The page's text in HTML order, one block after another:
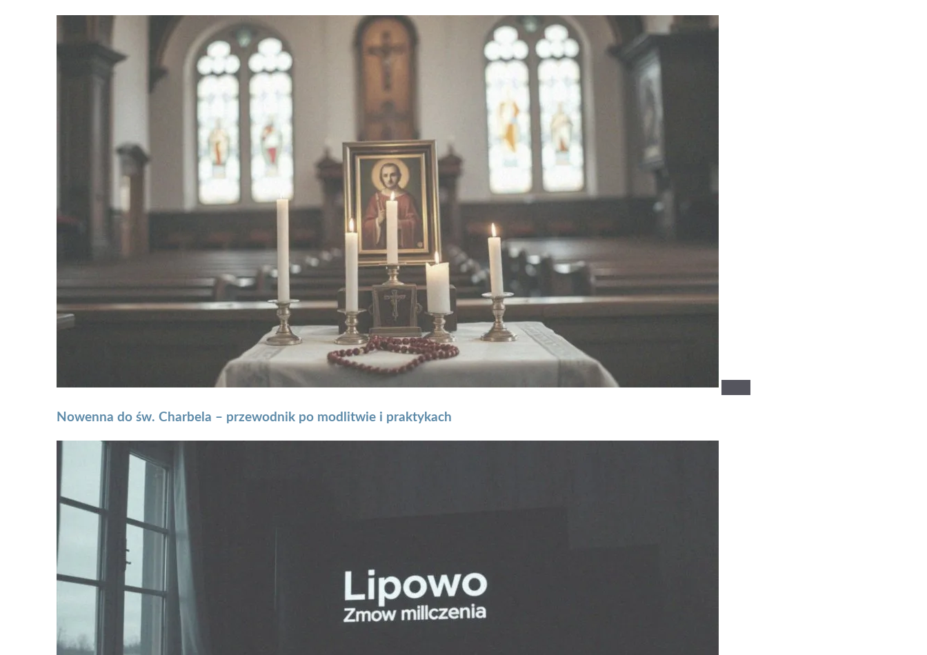
Nowenna do św. Charbela – przewodnik po modlitwie i praktykach